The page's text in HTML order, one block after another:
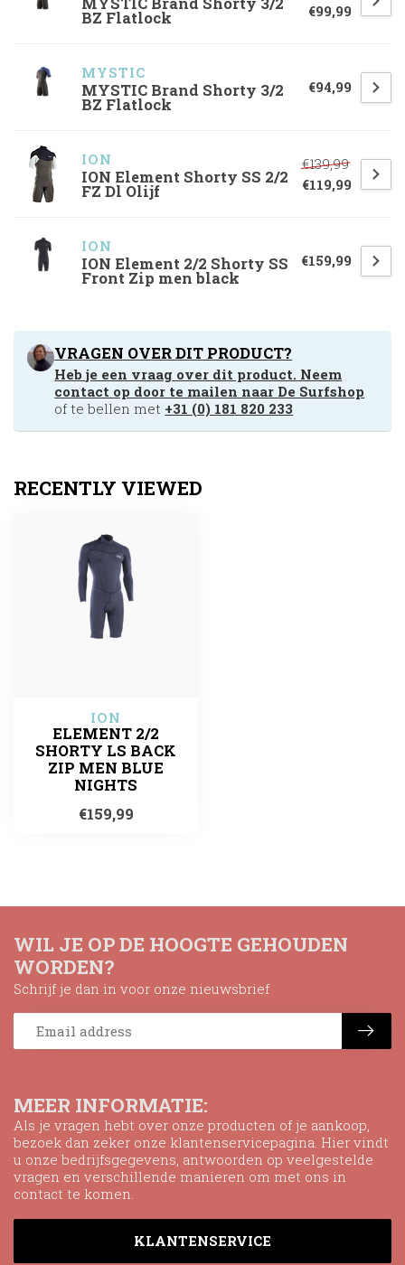
BZ Flatlock €99,99
MYSTIC
MYSTIC Brand Shorty 3/2
BZ Flatlock
€94,99
ION
ION Element Shorty SS 2/2
FZ Dl Olijf
€139,99
€119,99
ION
ION Element 2/2 Shorty SS
Front Zip men black
€159,99
VRAGEN OVER DIT PRODUCT?
Heb je een vraag over dit product. Neem
contact op door te mailen naar De Surfshop
of te bellen met +31 (0) 181 820 233
RECENTLY VIEWED
ION
ELEMENT 2/2
SHORTY LS BACK
ZIP MEN BLUE
NIGHTS
€159,99
MEER INFORMATIE:
Als je vragen hebt over onze producten of je aankoop,
bezoek dan zeker onze klantenservicepagina. Hier vindt
u onze bedrijfsgegevens, antwoorden op veelgestelde
vragen en verschillende manieren om met ons in
contact te komen.
KLANTENSERVICE
WIL JE OP DE HOOGTE GEHOUDEN
WORDEN?
Schrijf je dan in voor onze nieuwsbrief